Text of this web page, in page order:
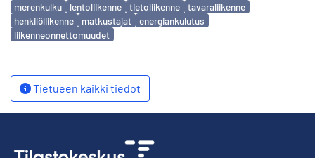
merenkulku
lentoliikenne tietoliikenne
tavaraliikenne
henkilöliikenne
matkustajat
energiankulutus
liikenneonnettomuudet
Tietueen kaikki tiedot